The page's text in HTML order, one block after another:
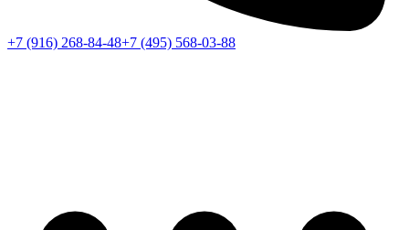
+7 (916) 268-84-48+7 (495) 568-03-88